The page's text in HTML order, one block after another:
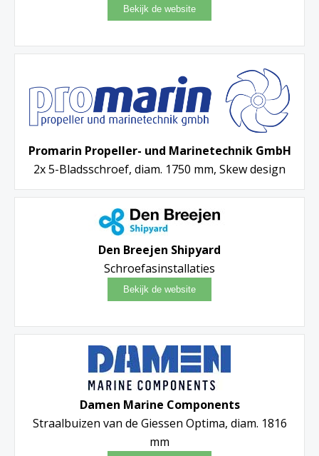
Promarin Propeller- und Marinetechnik GmbH
2x 5-Bladsschroef, diam. 1750 mm, Skew design
Den Breejen Shipyard
Schroefasinstallaties
Damen Marine Components
Straalbuizen van de Giessen Optima, diam. 1816
mm